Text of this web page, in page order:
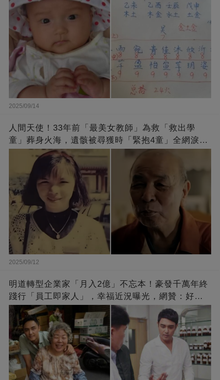
2025/09/14
人間天使！33年前「最美女教師」為救「救出學
童」葬身火海，遺骸被尋獲時「緊抱4童」全網淚
崩：真正的英雄不該被遺忘
2025/09/12
明道轉型企業家「月入2億」不忘本！豪發千萬年終
踐行「員工即家人」，幸福近況曝光，網贊：好老
闆的福報